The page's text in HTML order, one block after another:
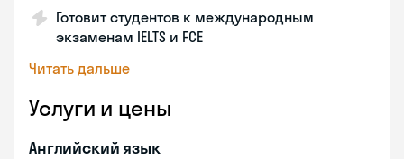
Готовит студентов к международным
экзаменам IELTS и FCE
Читать дальше
Услуги и цены
Английский язык